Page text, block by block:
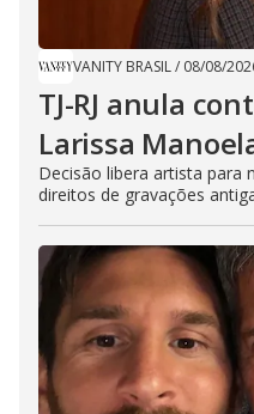
VANITY BRASIL/ 08/08/
TJ-RJ anula
Larissa
Decisão libera artista para
direitos de gravações